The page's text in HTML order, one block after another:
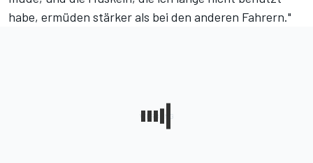
habe, ermüden stärker als bei den anderen Fahrern."